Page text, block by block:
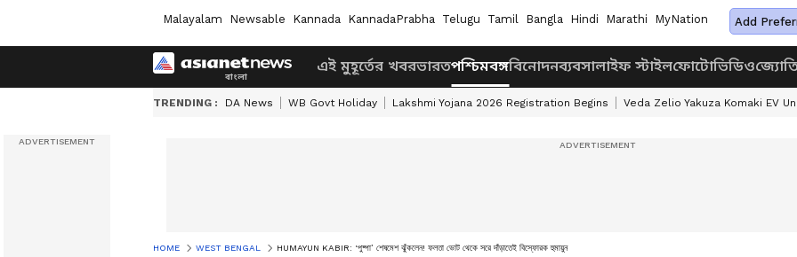
Malayalam Newsable Kannada KannadaPrabha Telugu Tamil Bangla Hindi Marathi MyNation Add
এই মুহূর্তের খবরভারতপশ্চিমবঙ্গবিনোদনব্যবসালাইফ স্টাইলফোটোভিডিও
TRENDING : DA News WB Govt Holiday Lakshmi Yojana 2026 Registration Begins Veda Zelio Yakuza Komaki EV
HOME WEST BENGAL HUMAYUN KABIR: ‘পুষ্পা’ শেষমেশ ঝুঁকলেন! ফলতা ভোট থেকে সরে দাঁড়াতেই বিস্ফোরক হুমায়ুন